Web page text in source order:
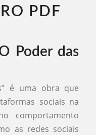
PDF​
Poder das
é uma obra que
sociais na
comportamento
as redes sociais